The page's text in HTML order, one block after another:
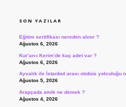
SON YAZILAR
Eğitim sertifikası nereden alınır ?
Ağustos 6, 2026
Kur’an-ı Kerim’de kaç adet var ?
Ağustos 6, 2026
Ayvalık ile İstanbul arası otobüs yolculuğu
Ağustos 5, 2026
Arapçada amik ne demek ?
Ağustos 4, 2026